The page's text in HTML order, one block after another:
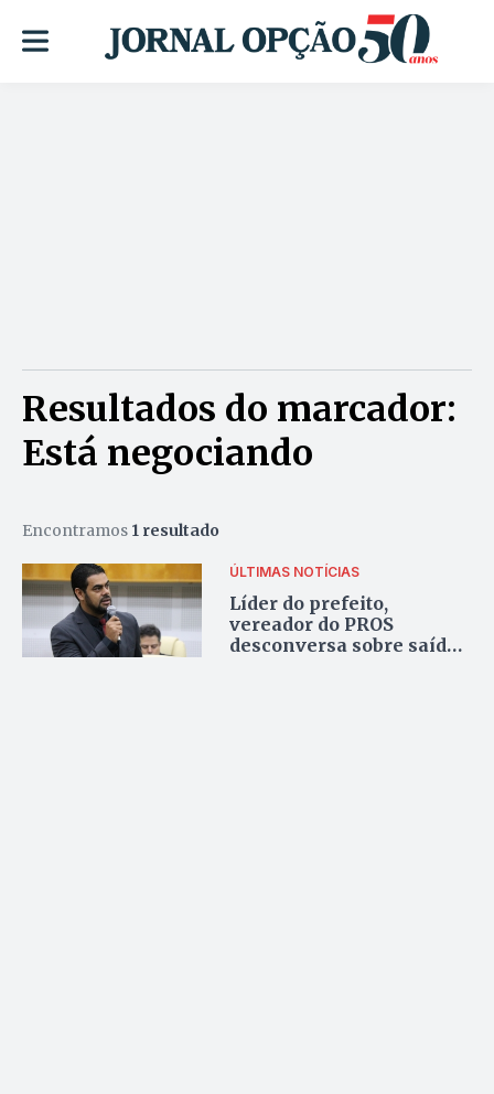
Resultados do marcador:
Está negociando
Encontramos 1 resultado
ÚLTIMAS NOTÍCIAS
Líder do prefeito,
vereador do PROS
desconversa sobre saída